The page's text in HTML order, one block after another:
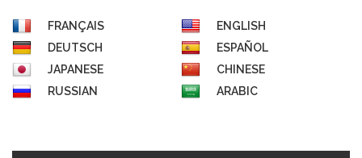
FRANÇAIS
ENGLISH
DEUTSCH
ESPAÑOL
JAPANESE
CHINESE
RUSSIAN
ARABIC